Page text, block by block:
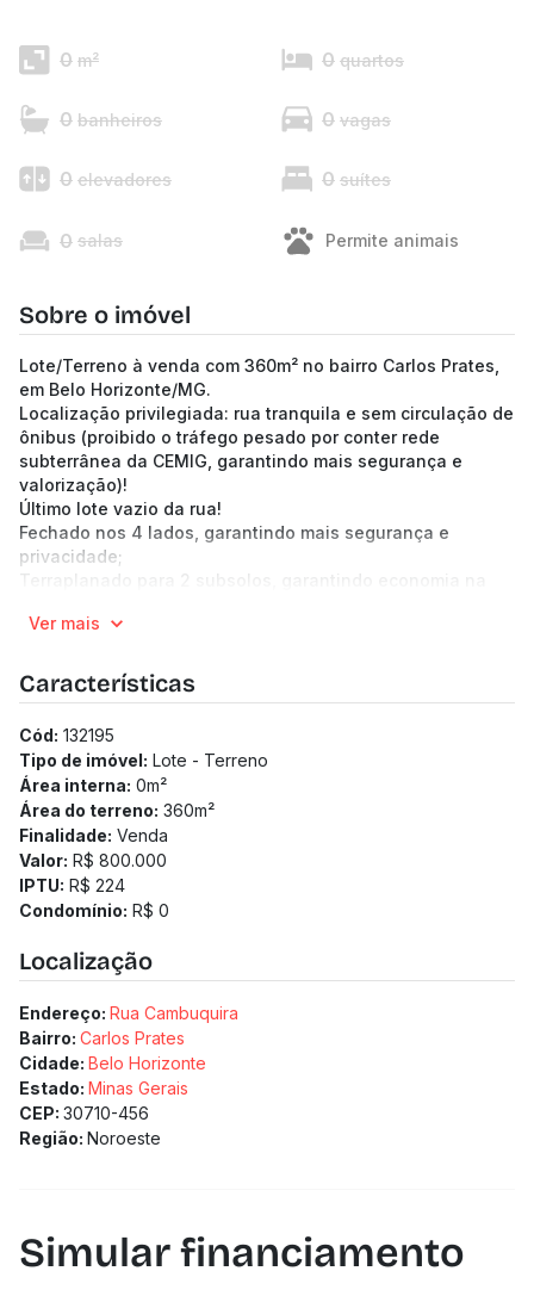
0 m² 0 quartos
0 banheiros 0 vagas
0 elevadores 0 suítes
0 salas Permite animais
Sobre o imóvel
Lote/Terreno à venda com 360m² no bairro Carlos Prates,
em Belo Horizonte/MG.
Localização privilegiada: rua tranquila e sem circulação de
ônibus (proibido o tráfego pesado por conter rede
subterrânea da CEMIG, garantindo mais segurança e
valorização)!
Último lote vazio da rua!
Fechado nos 4 lados, garantindo mais segurança e
privacidade;
Terraplanado para 2 subsolos, garantindo economia na
Permissão para até 4 pavimentos, gerando o
Imóvel ideal para investidores e construtoras que buscam
um projeto de alto padrão, com retorno garantido em uma
(Os preços e informações poderão sofrer mudanças.
Solicitamos a confirmação com nossa equipe).
Ver mais
Características
Cód: 132195
Tipo de imóvel: Lote - Terreno
Área interna: 0m²
Área do terreno: 360m²
Finalidade: Venda
Valor: R$ 800.000
IPTU: R$ 224
Condomínio: R$ 0
Localização
Endereço: Rua Cambuquira
Bairro: Carlos Prates
Cidade: Belo Horizonte
Estado: Minas Gerais
CEP: 30710-456
Região: Noroeste
Simular financiamento